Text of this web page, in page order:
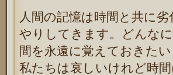
人間の記憶は時間と共に
やりしてきます。どんな
間を永遠に覚えておきた
私たちは哀しいけれど時